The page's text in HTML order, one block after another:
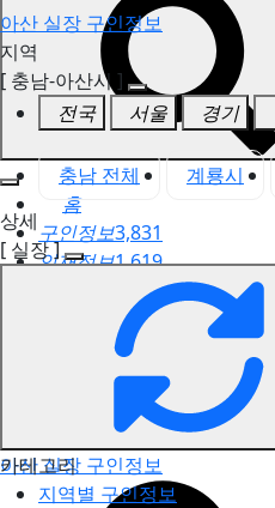
홈
구인정보3,831
인재정보1,619
고객센터
전국업체정보
마사지가이드
업체 서비스 관리
아산 실장 구인정보
아산 실장 구인정보
지역
[ 충남-아산시 ]
전국
서울 경기
충남 전체 계룡시
상세
[ 실장 ]
카테고리
지역별 구인정보